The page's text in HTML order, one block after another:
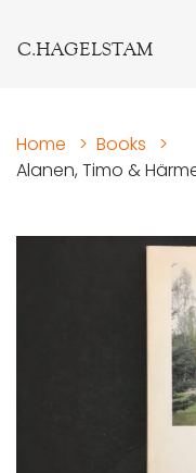
C.HAGELSTAM
Home > Books
>
Alanen, Timo &